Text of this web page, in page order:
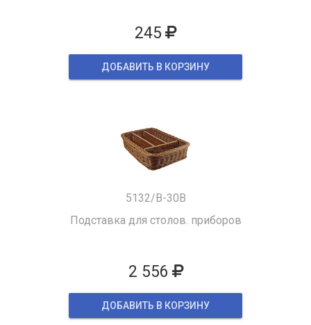
245
ДОБАВИТЬ В КОРЗИНУ
5132/B-30B
Подставка для столов. приборов
2 556
ДОБАВИТЬ В КОРЗИНУ